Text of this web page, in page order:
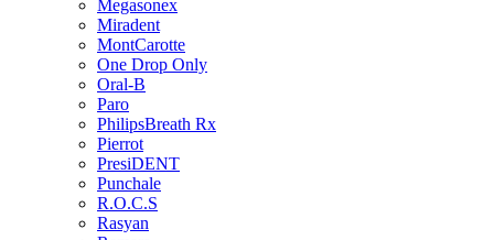
Megasonex
Miradent
MontCarotte
One Drop Only
Oral-B
Paro
PhilipsBreath Rx
Pierrot
PresiDENT
Punchale
R.O.C.S
Rasyan